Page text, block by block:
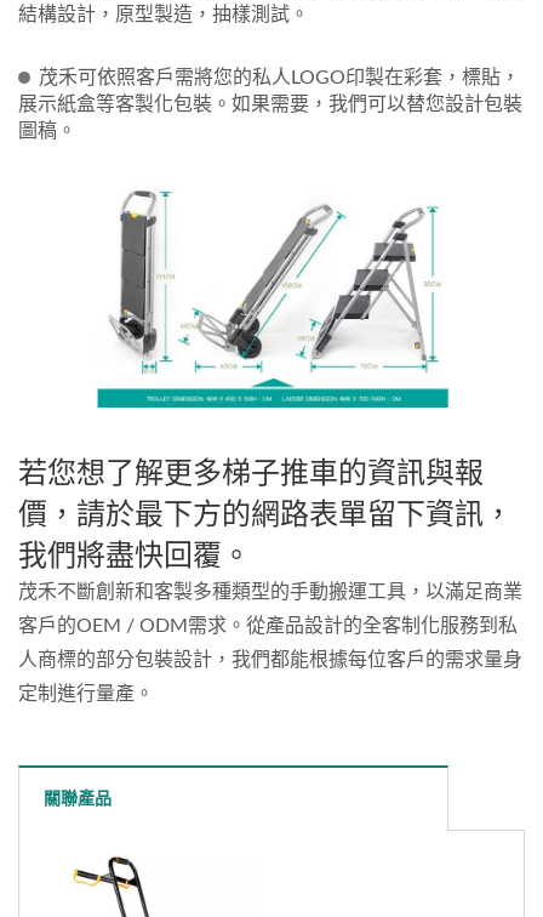
結構設計，原型製造，抽樣測試。
茂禾可依照客戶需將您的私人LOGO印製在彩套，標貼，
展示紙盒等客製化包裝。如果需要，我們可以替您設計包裝
圖稿。
若您想了解更多梯子推車的資訊與報
價，請於最下方的網路表單留下資訊，
我們將盡快回覆。
茂禾不斷創新和客製多種類型的手動搬運工具，以滿足商業
客戶的OEM / ODM需求。從產品設計的全客制化服務到私
人商標的部分包裝設計，我們都能根據每位客戶的需求量身
定制進行量產。
關聯產品